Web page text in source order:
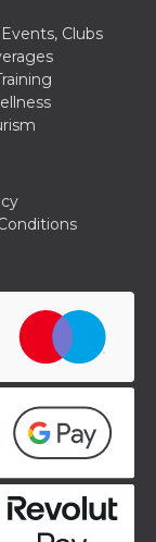
Clubs